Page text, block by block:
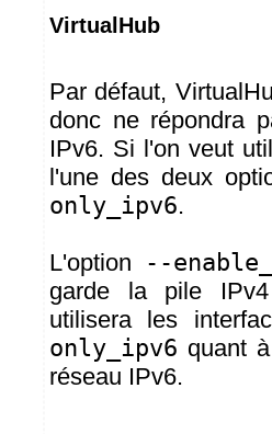
VirtualHub
Par défaut,
donc ne répondra
IPv6. Si l'on veut
l'une des deux
only_ipv6.
L'option --
garde la pile IPv4
utilisera les
only_ipv6 quant
réseau IPv6.